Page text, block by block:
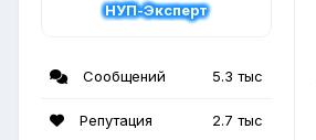
НУП-Эксперт
Сообщений 5.3 тыс
Репутация 2.7 тыс